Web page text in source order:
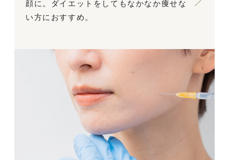
顔に。ダイエットをしてもなかなか痩せな
い方におすすめ。